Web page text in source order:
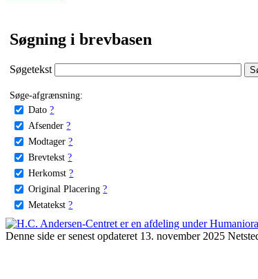
Søgning i brevbasen
Søgetekst
Søge-afgrænsning:
Dato ?
Afsender ?
Modtager ?
Brevtekst ?
Herkomst ?
Original Placering ?
Metatekst ?
Denne side er senest opdateret 13. november 2025